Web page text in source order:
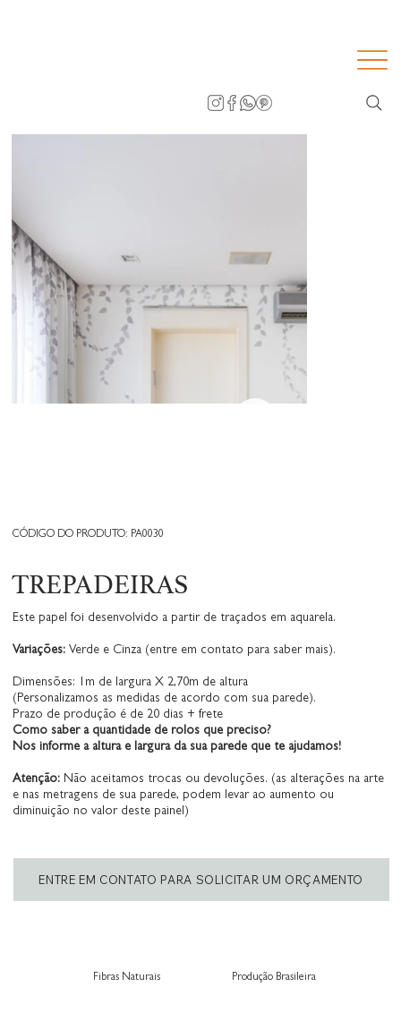
CÓDIGO DO PRODUTO: PA0030
TREPADEIRAS
Este papel foi desenvolvido a partir de traçados em aquarela.
Variações:Verde e Cinza (entre em contato para saber mais).
Dimensões: 1m de largura X 2,70m de altura
(Personalizamos as medidas de acordo com sua parede).
Prazo de produção é de 20 dias + frete
Como saber a quantidade de rolos que preciso?
Nos informe a altura e largura da sua parede que te ajudamos!
Atenção: Não aceitamos trocas ou devoluções. (as alterações na arte
e nas metragens de sua parede, podem levar ao aumento ou
diminuição no valor deste painel)
ENTRE EM CONTATO PARA SOLICITAR UM ORÇAMENTO
Fibras Naturais Produção Brasileira